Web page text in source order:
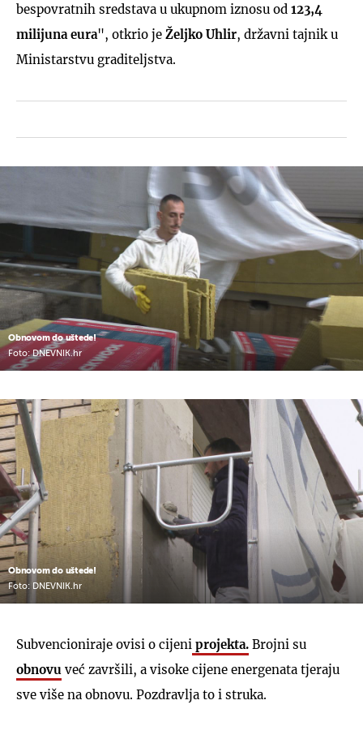
bespovratnih sredstava u ukupnom iznosu od 123,4
milijuna eura", otkrio je Željko Uhlir, državni tajnik u
Ministarstvu graditeljstva.
Obnovom do uštede!
Foto: DNEVNIK.hr
Obnovom do uštede!
Foto: DNEVNIK.hr
Subvencioniraje ovisi o cijeni projekta. Brojni su
obnovu već završili, a visoke cijene energenata tjeraju
sve više na obnovu. Pozdravlja to i struka.